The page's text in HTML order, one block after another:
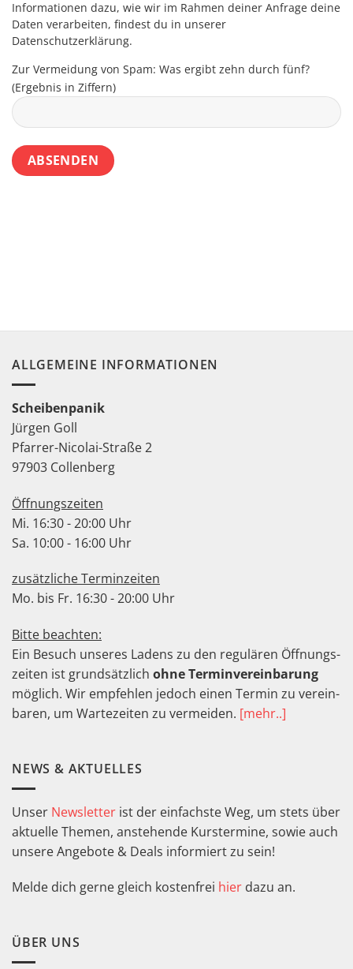
Informationen dazu, wie wir im Rahmen deiner Anfrage deine
Daten verarbeiten, findest du in unserer
Datenschutzerklärung.
Zur Vermeidung von Spam: Was ergibt zehn durch fünf?
(Ergebnis in Ziffern)
ALLGEMEINE INFORMATIONEN
Scheibenpanik
Jürgen Goll
Pfarrer-Nicolai-Straße 2
97903 Collenberg
Öffnungszeiten
Mi. 16:30 - 20:00 Uhr
Sa. 10:00 - 16:00 Uhr
zusätzliche Terminzeiten
Mo. bis Fr. 16:30 - 20:00 Uhr
Bitte beachten:
Ein Besuch unseres Ladens zu den regu­lären Öffnungs­
zeiten ist grund­sätz­lich ohne Termin­verein­barung
möglich. Wir empfeh­len jedoch einen Termin zu ver­ein­
baren, um Warte­zeiten zu ver­meiden. [mehr..]
NEWS & AKTUELLES
Unser Newsletter ist der einfachste Weg, um stets über
aktuelle Themen, anstehende Kurstermine, sowie auch
unsere Angebote & Deals informiert zu sein!
Melde dich gerne gleich kostenfrei hier dazu an.
ÜBER UNS